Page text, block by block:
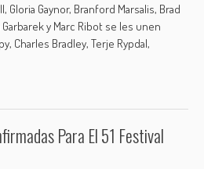
Gloria Gaynor, Branford Marsalis, Brad
y Marc Ribot se les unen
Charles Bradley, Terje Rypdal,
Para El 51 Festival